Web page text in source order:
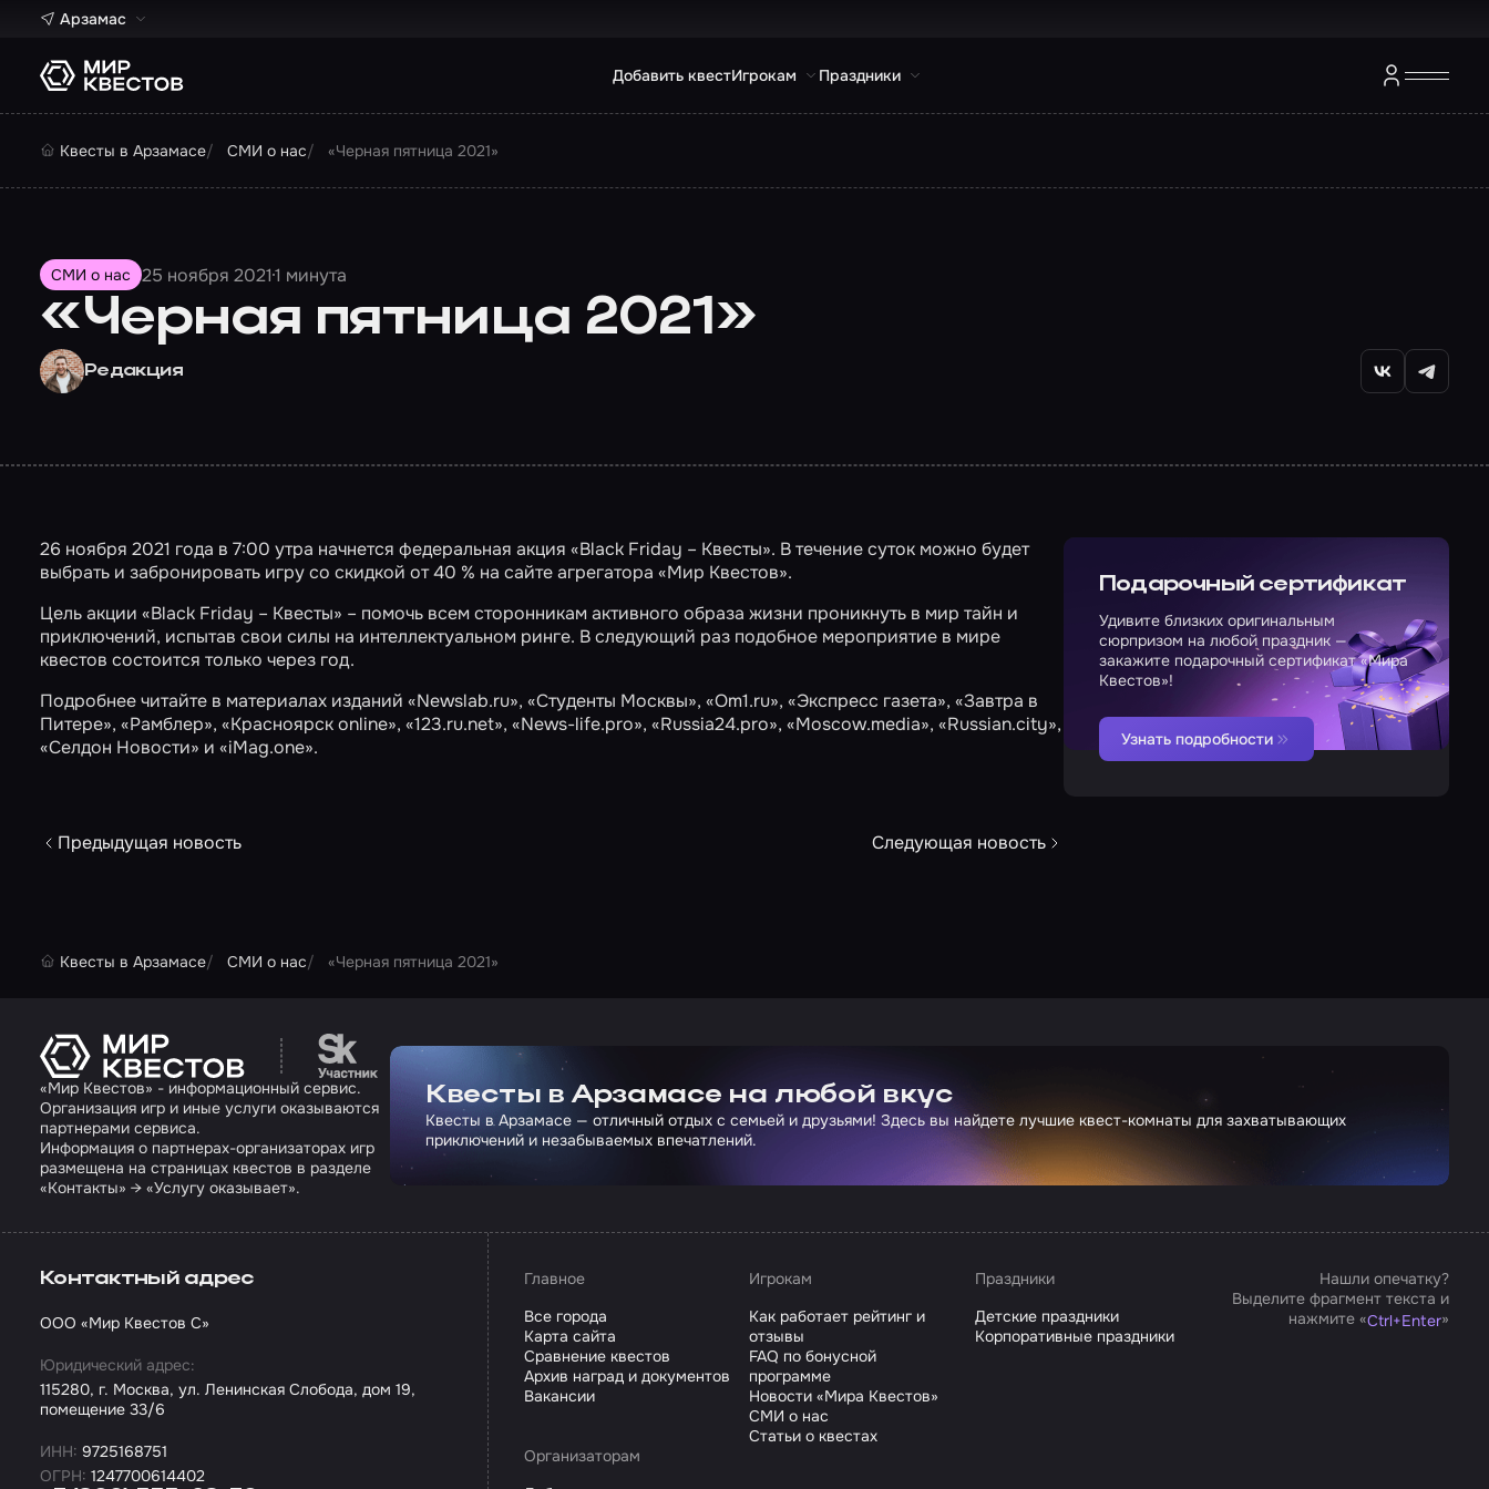
Арзамас
Добавить квестИгрокам Праздники
Квесты в Арзамасе СМИ о нас «Черная пятница 2021»
СМИ о нас 25 ноября 20211 минута
«Черная пятница 2021»
Редакция
26 ноября 2021 года в 7:00 утра начнется федеральная акция «Black Friday – Квесты». В течение суток можно будет
выбрать и забронировать игру со скидкой от 40 % на сайте агрегатора «Мир Квестов».
Цель акции «Black Friday – Квесты» – помочь всем сторонникам активного образа жизни проникнуть в мир тайн и
приключений, испытав свои силы на интеллектуальном ринге. В следующий раз подобное мероприятие в мире
квестов состоится только через год.
Подробнее читайте в материалах изданий «Newslab.ru», «Студенты Москвы», «Om1.ru», «Экспресс газета», «Завтра в
Питере», «Рамблер», «Красноярск online», «123.ru.net», «News-life.pro», «Russia24.pro», «Moscow.media», «Russian.city»,
«Селдон Новости» и «iMag.one».
Предыдущая новость Следующая новость
Подарочный сертификат
Удивите близких оригинальным
сюрпризом на любой праздник —
закажите подарочный сертификат «Мира
Квестов»!
Узнать подробности
Квесты в Арзамасе СМИ о нас «Черная пятница 2021»
Перейти на сайт партнера Сколково
«Мир Квестов» - информационный сервис.
Организация игр и иные услуги оказываются
партнерами сервиса.
Информация о партнерах-организаторах игр
размещена на страницах квестов в разделе
«Контакты» → «Услугу оказывает».
Квесты в Арзамасе на любой вкус
Квесты в Арзамасе — отличный отдых с семьей и друзьями! Здесь вы найдете лучшие квест-комнаты для захватывающих
приключений и незабываемых впечатлений.
Контактный адрес
ООО «Мир Квестов С»
Юридический адрес:
115280, г. Москва, ул. Ленинская Слобода, дом 19,
помещение 33/6
ИНН: 9725168751
ОГРН: 1247700614402
Главное
Все города
Карта сайта
Сравнение квестов
Архив наград и документов
Вакансии
Игрокам
Как работает рейтинг и
отзывы
FAQ по бонусной
программе
Новости «Мира Квестов»
СМИ о нас
Статьи о квестах
Праздники
Детские праздники
Корпоративные праздники
Организаторам
Нашли опечатку?
Выделите фрагмент текста и
нажмите «Ctrl+Enter»